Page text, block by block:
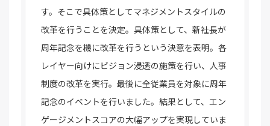
す。そこで具体策としてマネジメントスタイルの
改革を行うことを決定。具体策として、新社長が
周年記念を機に改革を行うという決意を表明。各
レイヤー向けにビジョン浸透の施策を行い、人事
制度の改革を実行。最後に全従業員を対象に周年
記念のイベントを行いました。結果として、エン
ゲージメントスコアの大幅アップを実現していま